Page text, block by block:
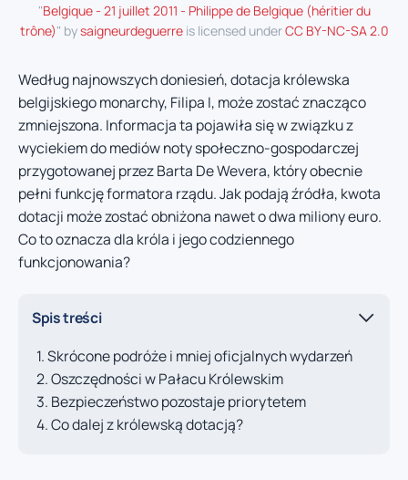
"Belgique - 21 juillet 2011 - Philippe de Belgique (héritier du
trône)" bysaigneurdeguerreis licensed underCC BY-NC-SA 2.0
Według najnowszych doniesień, dotacja królewska
belgijskiego monarchy, Filipa I, może zostać znacząco
zmniejszona. Informacja ta pojawiła się w związku z
wyciekiem do mediów noty społeczno-gospodarczej
przygotowanej przez Barta De Wevera, który obecnie
pełni funkcję formatora rządu. Jak podają źródła, kwota
dotacji może zostać obniżona nawet o dwa miliony euro.
Co to oznacza dla króla i jego codziennego
funkcjonowania?
Spis treści
Skrócone podróże i mniej oficjalnych wydarzeń
Oszczędności w Pałacu Królewskim
Bezpieczeństwo pozostaje priorytetem
Co dalej z królewską dotacją?